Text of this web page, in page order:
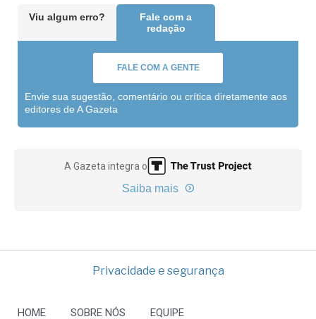
Viu algum erro?
Fale com a
redação
FALE COM A GENTE
Envie sua sugestão, comentário ou crítica diretamente aos
editores de A Gazeta
A Gazeta integra o
Saiba mais
Privacidade e segurança
HOME SOBRE NÓS EQUIPE